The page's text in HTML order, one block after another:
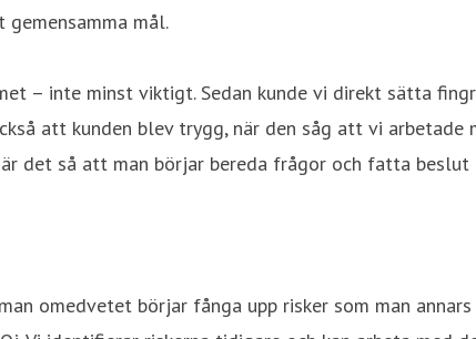
mål.
– inte minst viktigt. Sedan kunde vi direkt sätta
att kunden blev trygg, när den såg att vi arbetade
så att man börjar bereda frågor och fatta beslut
omedvetet börjar fånga upp risker som man